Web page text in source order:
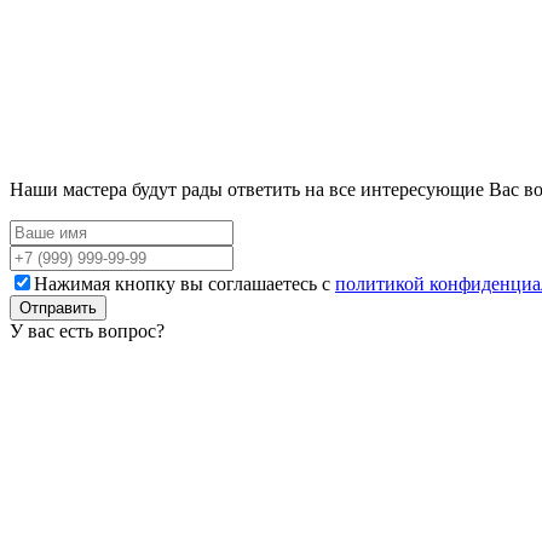
Наши мастера будут рады ответить на все интересующие Вас
Нажимая кнопку вы соглашаетесь с политикой
Отправить
У вас есть вопрос?